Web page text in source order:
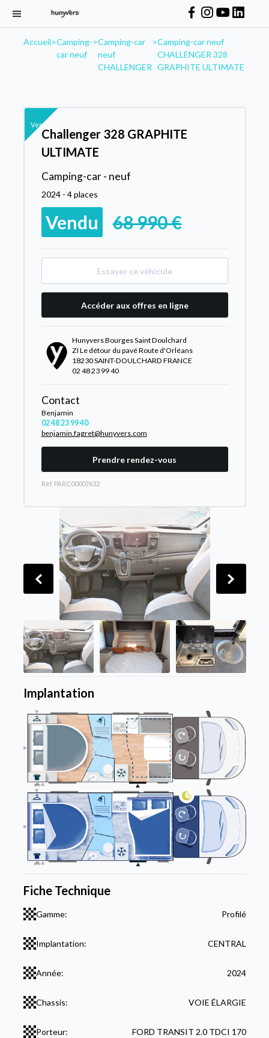
Accueil>Camping-
car neuf
>Camping-car
neuf
CHALLENGER
>Camping-car neuf
CHALLENGER 328
GRAPHITE ULTIMATE
Vendu
Challenger 328 GRAPHITE
ULTIMATE
Camping-car - neuf
2024 - 4 places
Vendu 68 990 €
Essayer ce véhicule
Accéder aux offres en ligne
Hunyvers Bourges Saint Doulchard
ZI Le détour du pavé Route d'Orléans
18230 SAINT-DOULCHARD FRANCE
02 48 23 99 40
Contact
Benjamin
02 48 23 99 40
benjamin.fagret@hunyvers.com
Prendre rendez-vous
Rèf. PARC00007632
Implantation
Fiche Technique
Gamme: Profilé
Implantation: CENTRAL
Année: 2024
Chassis: VOIE ÉLARGIE
Porteur: FORD TRANSIT 2.0 TDCI 170